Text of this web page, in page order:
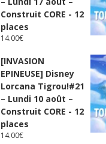
Construit CORE - 12
places
14.00€
[INVASION
EPINEUSE] Disney
Lorcana Tigrou!#21
– Lundi 10 août –
Construit CORE - 12
places
14.00€